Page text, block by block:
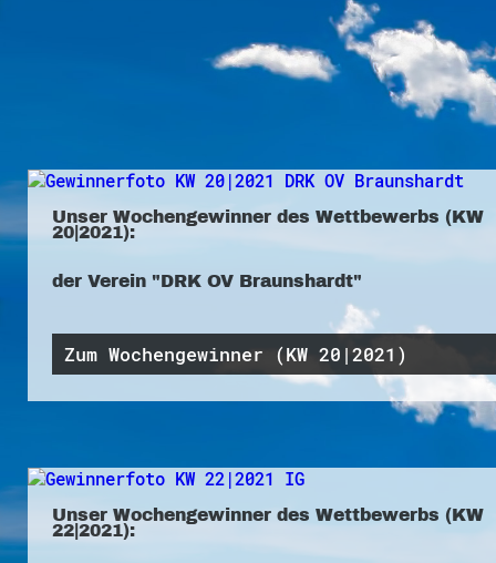
Unser Wochengewinner des Wettbewerbs (KW
20|2021):
der Verein "DRK OV Braunshardt"
Zum Wochengewinner (KW 20|2021)
Unser Wochengewinner des Wettbewerbs (KW
22|2021):